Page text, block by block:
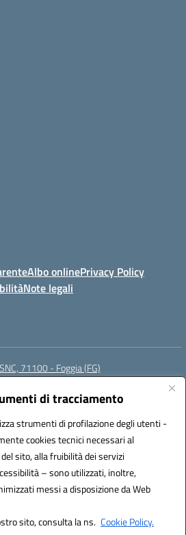
di tracciamento
strumenti di profilazione degli utenti -
cookies tecnici necessari al
sito, alla fruibilità dei servizi
– sono utilizzati, inoltre,
messi a disposizione da Web
sito, consulta la ns. Cookie Policy.
Albo onlinePrivacy Policy
Note legali
71100 - Foggia (FG)
fgmm00700x@pec.istruzione.it
Amministrazioni (IPA): istsc_fgmm00700x
UFP3H5
by 3D Solution S.r.l.